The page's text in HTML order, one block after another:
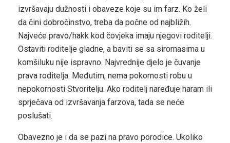
izvršavaju dužnosti i obaveze koje su im farz. Ko želi
da čini dobročinstvo, treba da počne od najbližih.
Najveće pravo/hakk kod čovjeka imaju njegovi roditelji.
Ostaviti roditelje gladne, a baviti se sa siromasima u
komšiluku nije ispravno. Najvrednije djelo je čuvanje
prava roditelja. Međutim, nema pokornosti robu u
nepokornosti Stvoritelju. Ako roditelj naređuje haram ili
sprječava od izvršavanja farzova, tada se neće
poslušati.
Obavezno je i da se pazi na pravo porodice. Ukoliko